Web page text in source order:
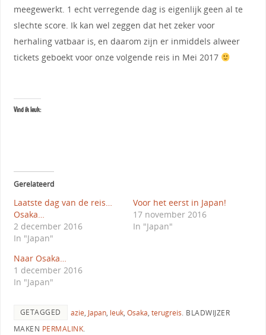
meegewerkt. 1 echt verregende dag is eigenlijk geen al te
slechte score. Ik kan wel zeggen dat het zeker voor
herhaling vatbaar is, en daarom zijn er inmiddels alweer
tickets geboekt voor onze volgende reis in Mei 2017
Vind ik leuk:
Gerelateerd
Laatste dag van de reis…
Osaka…
2 december 2016
In "Japan"
Voor het eerst in Japan!
17 november 2016
In "Japan"
Naar Osaka…
1 december 2016
In "Japan"
GETAGGED azie, Japan, leuk, Osaka, terugreis. BLADWIJZER
MAKEN PERMALINK.